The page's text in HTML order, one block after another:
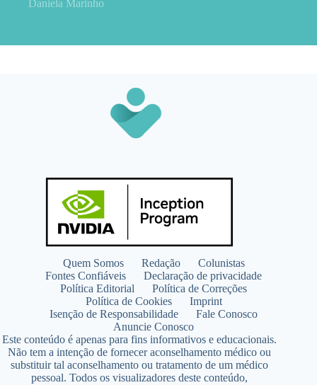
Daniela Marinho
Quem Somos Redação
Colunistas
Fontes Confiáveis
Declaração de privacidade
Política Editorial
Política de Correções
Política de Cookies
Imprint
Isenção de Responsabilidade
Fale Conosco
Anuncie Conosco
Este conteúdo é apenas para fins informativos e educacionais.
Não tem a intenção de fornecer aconselhamento médico ou
substituir tal aconselhamento ou tratamento de um médico
pessoal. Todos os visualizadores deste conteúdo,